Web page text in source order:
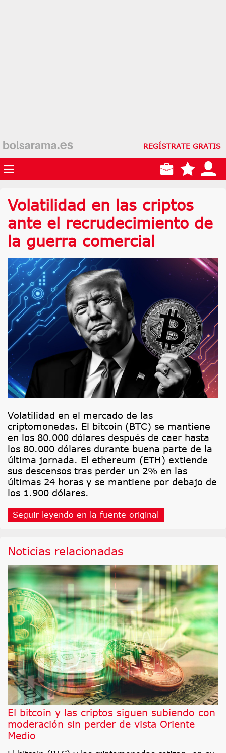
REGÍSTRATE GRATIS
Volatilidad en las criptos
ante el recrudecimiento de
la guerra comercial
Volatilidad en el mercado de las
criptomonedas. El bitcoin (BTC) se mantiene
en los 80.000 dólares después de caer hasta
los 80.000 dólares durante buena parte de la
última jornada. El ethereum (ETH) extiende
sus descensos tras perder un 2% en las
últimas 24 horas y se mantiene por debajo de
los 1.900 dólares.
Seguir leyendo en la fuente original
Noticias relacionadas
El bitcoin y las criptos siguen subiendo con
moderación sin perder de vista Oriente
Medio